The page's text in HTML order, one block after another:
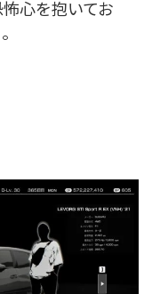
心を抱いてお